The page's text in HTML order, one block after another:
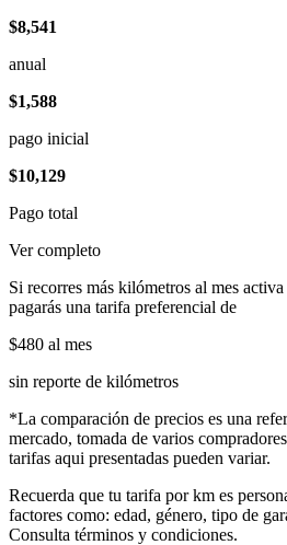
$8,541
anual
$1,588
pago inicial
$10,129
Pago total
Ver completo
Si recorres más kilómetros al mes
pagarás una tarifa preferencial de
$480 al mes
sin reporte de kilómetros
*La comparación de precios es una
mercado, tomada de varios
tarifas aqui presentadas pueden variar.
Recuerda que tu tarifa por km es
factores como: edad, género, tipo de
Consulta términos y condiciones.